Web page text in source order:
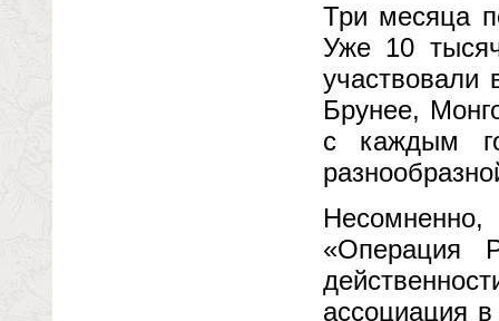
Три месяца
Уже 10
Брунее,
с каждым
«Операция
ассоциация